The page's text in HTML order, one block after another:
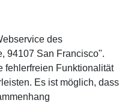
des
94107 San Francisco".
fehlerfreien Funktionalität
Es ist möglich, dass